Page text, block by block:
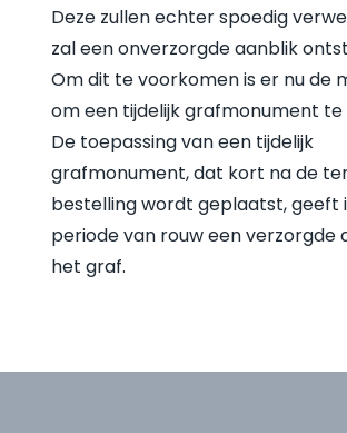
Deze zullen echter spoedig
zal een onverzorgde aanblik
Om dit te voorkomen is er nu de
om een tijdelijk grafmonument te
De toepassing van een tijdelijk
grafmonument, dat kort na de
bestelling wordt geplaatst, geeft
periode van rouw een verzorgde
het graf.